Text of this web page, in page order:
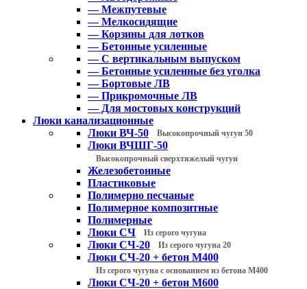
— Межпутевые
— Мелкосидящие
— Корзины для лотков
— Бетонные усиленные
— С вертикальным выпуском
— Бетонные усиленные без уголка
— Бортовые ЛВ
— Прикромочные ЛВ
— Для мостовых конструкций
Люки канализационные
Люки ВЧ-50
Высокопрочный чугун 50
Люки ВЧШГ-50
Высокопрочный сверхтяжелый чугун
Железобетонные
Пластиковые
Полимерно песчаные
Полимерное композитные
Полимерные
Люки СЧ
Из серого чугуна
Люки СЧ-20 Из серого чугуна 20
Люки СЧ-20 + бетон М400
Из серого чугуна с основанием из бетона М400
Люки СЧ-20 + бетон М600